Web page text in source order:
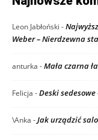
Leon Jabłoński -
Weber – Nierdzewna
anturka -Mała czarna
Felicja -Deski
\Anka -Jak urządzić